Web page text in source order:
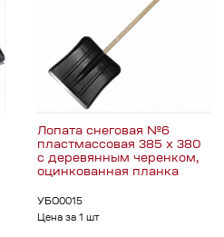
Лопата снеговая №6
пластмассовая 385 х 380
с деревянным черенком,
оцинкованная планка
УБО0015
Цена за 1 шт